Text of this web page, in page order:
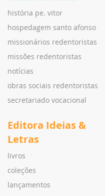
história pe. vitor
hospedagem santo afonso
missionários redentoristas
missões redentoristas
notícias
obras sociais redentoristas
secretariado vocacional
Editora Ideias &
Letras
livros
coleções
lançamentos